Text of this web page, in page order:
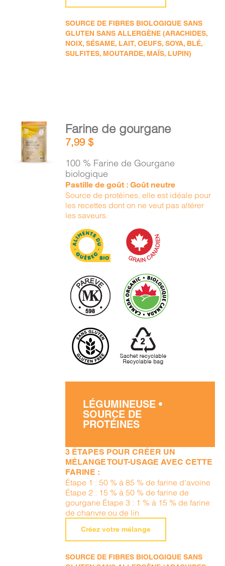
SOURCE DE FIBRES BIOLOGIQUE SANS
GLUTEN SANS ALLERGÈNE (ARACHIDES,
NOIX, SÉSAME, LAIT, OEUFS, SOYA, BLÉ,
SULFITES, MOUTARDE, MAÏS, LUPIN)
AJOUTER
AU
PANIER
Farine de gourgane
7,99$
100 % Farine de Gourgane
biologique
Pastille de goût : Goût neutre
Source de protéines, elle est idéale pour
les recettes dont on ne veut pas altérer
les saveurs.
LÉGUMINEUSE •
SOURCE DE
PROTÉINES
3 ÉTAPES POUR CRÉER UN
MÉLANGE TOUT-USAGE AVEC CETTE
FARINE :
Étape 1 : 50 % à 85 % de farine d'avoine
Étape 2 : 15 % à 50 % de farine de
gourgane Étape 3 : 1 % à 15 % de farine
de chanvre ou de lin
Créez votre mélange
SOURCE DE FIBRES BIOLOGIQUE SANS